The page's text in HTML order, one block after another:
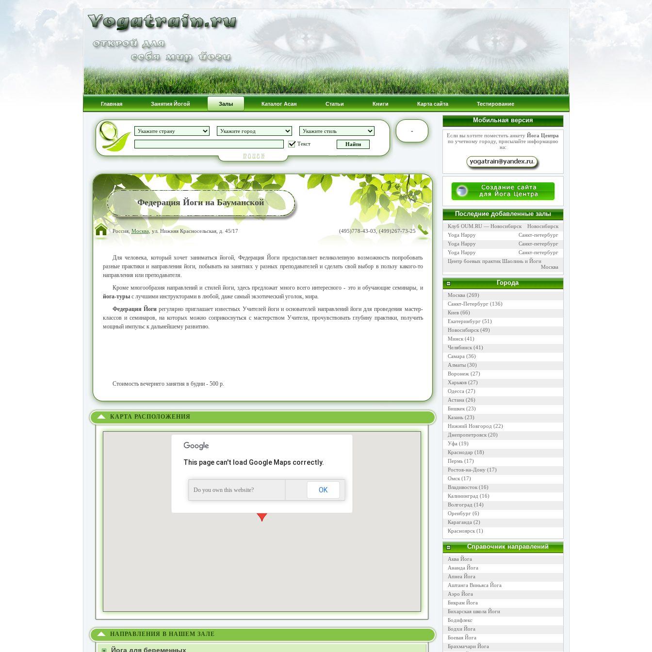
Главная Занятия Йогой Залы Каталог Асан Статьи Книги Карта сайта Тестирование
Текст
-
Федерация Йоги на Бауманской
Россия, Москва , ул. Нижняя Красносельская, д. 45/17 (495)778-43-03, (499)267-73-25
Для человека, который хочет заниматься йогой, Федерация Йоги предоставляет великолепную возможность попробовать
разные практики и направления йоги, побывать на занятиях у разных преподавателей и сделать свой выбор в пользу какого-то
направления или преподавателя.
Кроме многообразия направлений и стилей йоги, здесь предложат много всего интересного - это и обучающие семинары, и
йога-турыс лучшими инструкторами в любой, даже самый экзотический уголок, мира.
Федерация Йогирегулярно приглашает известных Учителей йоги и основателей направлений йоги для проведения мастер-
классов и семинаров, на которых можно соприкоснуться с мастерством Учителя, прочувствовать глубину практики, получить
мощный импульс к дальнейшему развитию.
Стоимость вечернего занятия в будни - 500 р.
КАРТА РАСПОЛОЖЕНИЯ
This page can't load Google Maps correctly.
Do you own this website? OK
НАПРАВЛЕНИЯ В НАШЕМ ЗАЛЕ
Йога для беременных
Мобильная версия
Если вы хотите поместить анкету Йога Центра
по учетному городу, присылайте информацию
на:
Последние добавленные залы
Клуб OUM.RU — Новосибирск
Новосибирск
Yoga Happy
Санкт-петербург
Yoga Happy
Санкт-петербург
Yoga Happy
Санкт-петербург
Центр боевых практик Шаолинь и Йоги
Москва
Города
Москва (269)
Санкт-Петербург(136)
Киев(66)
Екатеринбург(51)
Новосибирск(49)
Минск(41)
Челябинск(41)
Самара (36)
Алматы(30)
Воронеж (27)
Харьков(27)
Одесса (27)
Астана (26)
Бишкек(23)
Казань(23)
Нижний Новгород (22)
Днепропетровск(20)
Уфа (19)
Краснодар (18)
Пермь(17)
Ростов-на-Дону(17)
Омск(17)
Владивосток(16)
Калининград (16)
Волгоград (14)
Оренбург(6)
Караганда (2)
Красноярск(1)
Справочник направлений
Аква Йога
Ананда Йога
Апнеа Йога
Аштанга Виньяса Йога
Аэро Йога
Бикрам Йога
Бихарская школа Йоги
Бодифлекс
Бодхи Йога
Боевая Йога
Брахмачари Йога